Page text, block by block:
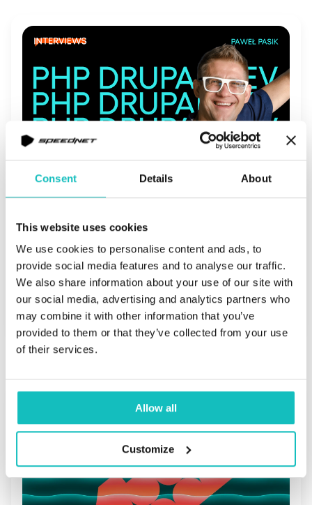
Consent Details About
This website uses cookies
We use cookies to personalise content and ads, to
provide social media features and to analyse our traffic.
We also share information about your use of our site with
our social media, advertising and analytics partners who
may combine it with other information that you’ve
provided to them or that they’ve collected from your use
of their services.
Allow all
Customize
July 14, 2026 | Wywiady
#TeamSpeednet: Paweł, Drupal
Developer
Zobacz więcej